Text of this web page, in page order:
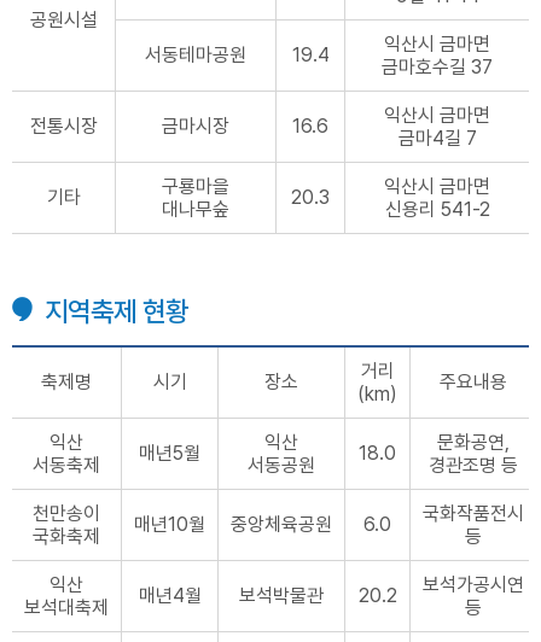
공원시설
서동테마공원 19.4
익산시 금마면
금마호수길 37
전통시장 금마시장 16.6
익산시 금마면
금마4길 7
기타
구룡마을
대나무숲
20.3
익산시 금마면
신용리 541-2
지역축제 현황
축제명 시기 장소
거리
(km)
주요내용
익산
서동축제
매년5월
익산
서동공원
18.0
문화공연,
경관조명 등
천만송이
국화축제
매년10월 중앙체육공원 6.0
국화작품전시
등
익산
보석대축제
매년4월 보석박물관 20.2
보석가공시연
등